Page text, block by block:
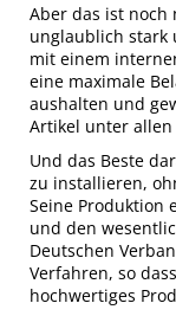
Aber das ist noch
unglaublich stark
mit einem
eine maximale
aushalten und
Artikel unter
Und das Beste
zu installieren,
Seine Produktion
und den
Deutschen
Verfahren, so
hochwertiges